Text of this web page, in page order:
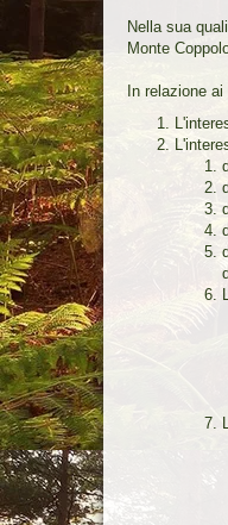
Nella sua
Monte
In relazione